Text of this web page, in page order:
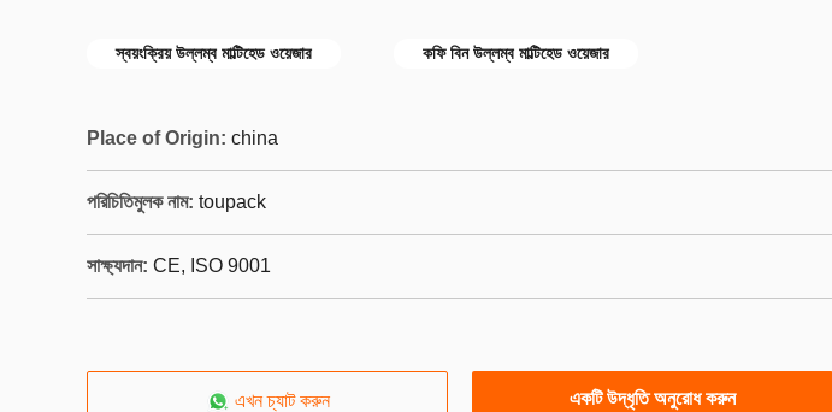
স্বয়ংক্রিয় উল্লম্ব মাল্টিহেড ওয়েজার কফি বিন উল্লম্ব মাল্টিহেড ওয়েজার
Place of Origin: china
পরিচিতিমুলক নাম: toupack
সাক্ষ্যদান: CE, ISO 9001
এখন চ্যাট করুন একটি উদ্ধৃতি অনুরোধ করুন